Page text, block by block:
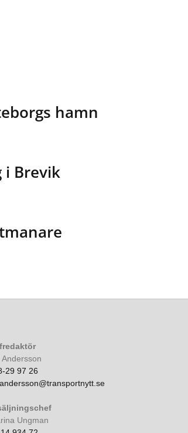
hamn
i Brevik
Andersson
29 97 26
Ungman